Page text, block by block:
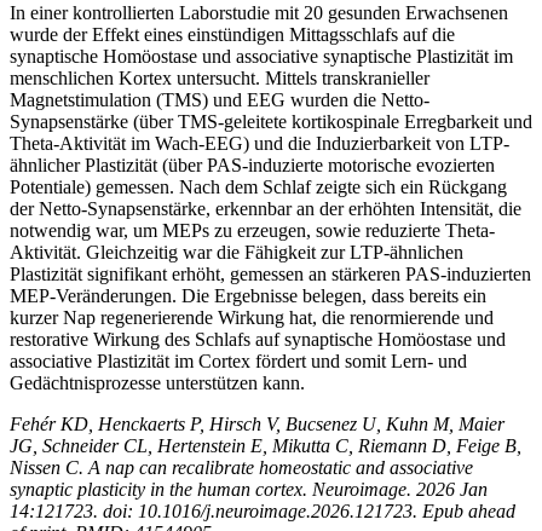
In einer kontrollierten Laborstudie mit 20 gesunden Erwachsenen
wurde der Effekt eines einstündigen Mittagsschlafs auf die
synaptische Homöostase und associative synaptische Plastizität im
menschlichen Kortex untersucht. Mittels transkranieller
Magnetstimulation (TMS) und EEG wurden die Netto-
Synapsenstärke (über TMS-geleitete kortikospinale Erregbarkeit und
Theta-Aktivität im Wach-EEG) und die Induzierbarkeit von LTP-
ähnlicher Plastizität (über PAS-induzierte motorische evozierten
Potentiale) gemessen. Nach dem Schlaf zeigte sich ein Rückgang
der Netto-Synapsenstärke, erkennbar an der erhöhten Intensität, die
notwendig war, um MEPs zu erzeugen, sowie reduzierte Theta-
Aktivität. Gleichzeitig war die Fähigkeit zur LTP-ähnlichen
Plastizität signifikant erhöht, gemessen an stärkeren PAS-induzierten
MEP-Veränderungen. Die Ergebnisse belegen, dass bereits ein
kurzer Nap regenerierende Wirkung hat, die renormierende und
restorative Wirkung des Schlafs auf synaptische Homöostase und
associative Plastizität im Cortex fördert und somit Lern- und
Gedächtnisprozesse unterstützen kann.
Fehér KD, Henckaerts P, Hirsch V, Bucsenez U, Kuhn M, Maier
JG, Schneider CL, Hertenstein E, Mikutta C, Riemann D, Feige B,
Nissen C. A nap can recalibrate homeostatic and associative
synaptic plasticity in the human cortex. Neuroimage. 2026 Jan
14:121723. doi: 10.1016/j.neuroimage.2026.121723. Epub ahead